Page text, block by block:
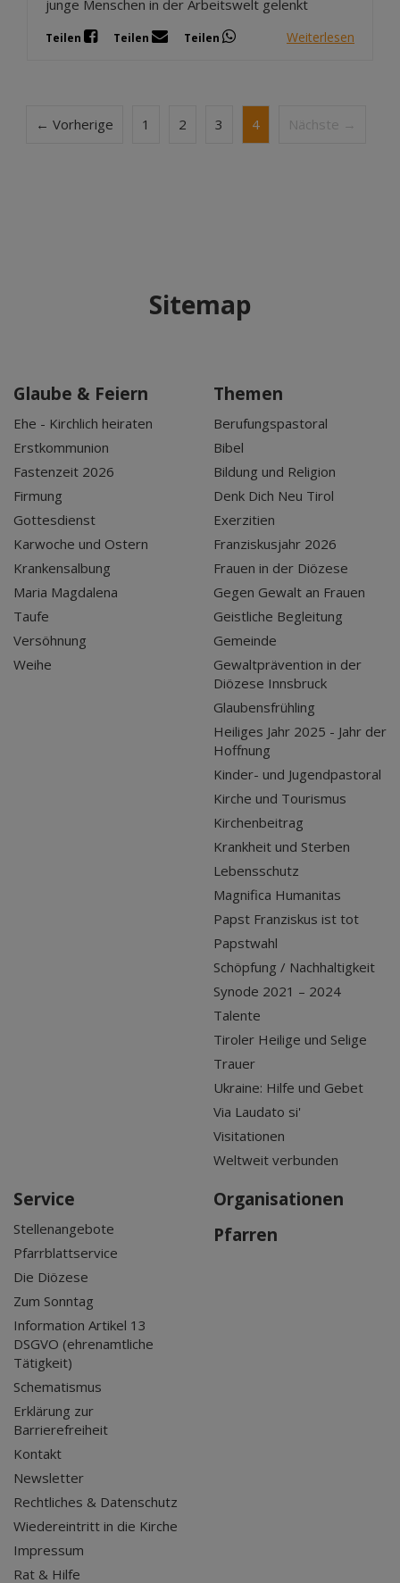
junge Menschen in der Arbeitswelt gelenkt
Teilen Teilen Teilen Weiterlesen
← Vorherige 1 2 3 4 Nächste →
Sitemap
Glaube & Feiern
Ehe - Kirchlich heiraten
Erstkommunion
Fastenzeit 2026
Firmung
Gottesdienst
Karwoche und Ostern
Krankensalbung
Maria Magdalena
Taufe
Versöhnung
Weihe
Themen
Berufungspastoral
Bibel
Bildung und Religion
Denk Dich Neu Tirol
Exerzitien
Franziskusjahr 2026
Frauen in der Diözese
Gegen Gewalt an Frauen
Geistliche Begleitung
Gemeinde
Gewaltprävention in der
Diözese Innsbruck
Glaubensfrühling
Heiliges Jahr 2025 - Jahr der
Hoffnung
Kinder- und Jugendpastoral
Kirche und Tourismus
Kirchenbeitrag
Krankheit und Sterben
Lebensschutz
Magnifica Humanitas
Papst Franziskus ist tot
Papstwahl
Schöpfung / Nachhaltigkeit
Synode 2021 – 2024
Talente
Tiroler Heilige und Selige
Trauer
Ukraine: Hilfe und Gebet
Via Laudato si'
Visitationen
Weltweit verbunden
Service
Stellenangebote
Pfarrblattservice
Die Diözese
Zum Sonntag
Information Artikel 13
DSGVO (ehrenamtliche
Tätigkeit)
Schematismus
Erklärung zur
Barrierefreiheit
Kontakt
Newsletter
Rechtliches & Datenschutz
Wiedereintritt in die Kirche
Impressum
Rat & Hilfe
Organisationen
Pfarren